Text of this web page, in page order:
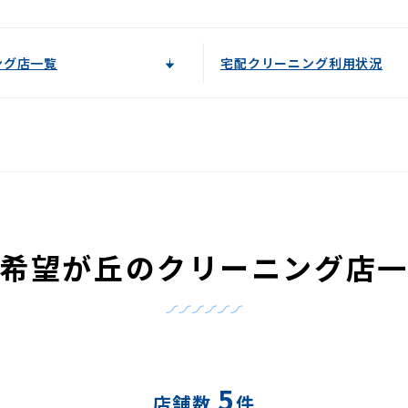
店一覧 宅配クリーニング利用状況
望が丘のクリーニング店
5